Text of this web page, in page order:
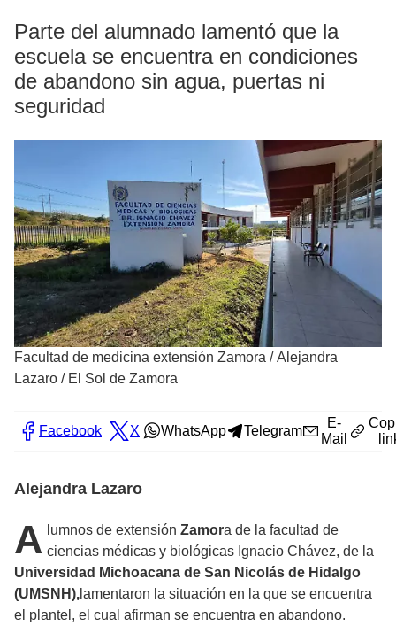
Parte del alumnado lamentó que la
escuela se encuentra en condiciones
de abandono sin agua, puertas ni
seguridad
Facultad de medicina extensión Zamora /Alejandra
Lazaro / El Sol de Zamora
Facebook X WhatsApp Telegram
E-
Mail
Alejandra Lazaro
A lumnos de extensión Zamora de la facultad de
ciencias médicas y biológicas Ignacio Chávez, de la
Universidad Michoacana de San Nicolás de Hidalgo
(UMSNH), lamentaron la situación en la que se encuentra
el plantel, el cual afirman se encuentra en abandono.